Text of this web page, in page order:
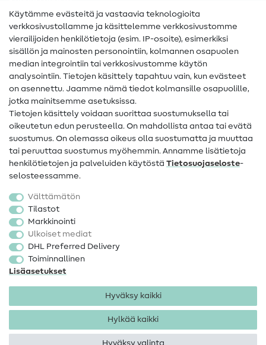
Ompelusanasto
Ompeluohjeet
Apua ja yhteystiedot
Yhteystiedot
Tietoa omistajanvaihdoksesta
FAQ
Peruutusoikeus
Suosittu
Kankaat
Ompelutarvikkeet
Ale
Käytämme evästeitä ja vastaavia teknologioita
verkkosivustollamme ja käsittelemme verkkosivustomme
vierailijoiden henkilötietoja (esim. IP-osoite), esimerkiksi
sisällön ja mainosten personointiin, kolmannen osapuolen
median integrointiin tai verkkosivustomme käytön
analysointiin. Tietojen käsittely tapahtuu vain, kun evästeet
on asennettu. Jaamme nämä tiedot kolmansille osapuolille,
jotka mainitsemme asetuksissa.
Tietojen käsittely voidaan suorittaa suostumuksella tai
oikeutetun edun perusteella. On mahdollista antaa tai evätä
suostumus. On olemassa oikeus olla suostumatta ja muuttaa
tai peruuttaa suostumus myöhemmin. Annamme lisätietoja
henkilötietojen ja palveluiden käytöstä Tietosuojaseloste-
selosteessamme.
Välttämätön
Tilastot
Markkinointi
Ulkoiset mediat
DHL Preferred Delivery
Toiminnallinen
Lisäasetukset
Hyväksy kaikki
Hylkää kaikki
Hyväksy valinta
Tietosuoja
Käyttöehdot
Peruutusoikeus